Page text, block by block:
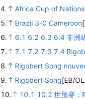
4.
Africa Cup of
5.
Brazil 3-0 Cameroon
6.
6.1 6.2 6.3 6.4 非洲
7.
7.1 7.2 7.3 7.4
8.
Rigobert Song
9.
Rigobert Song[EB/
10.
10.1 10.2 世预赛：